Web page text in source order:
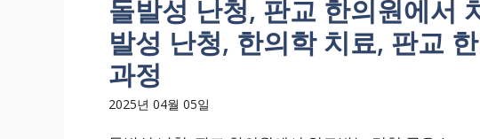
돌발성 난청, 판교 한의원에서
발성 난청, 한의학 치료, 판교
과정
2025년 04월 05일